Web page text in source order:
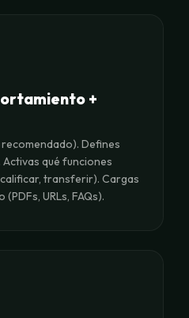
+
Defines
qué funciones
transferir). Cargas
URLs, FAQs).